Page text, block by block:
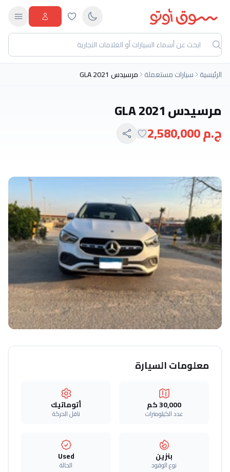
الرئيسية سيارات مستعملة مرسيدس GLA 2021
مرسيدس GLA 2021
ج.م 2,580,000
معلومات السيارة
30,000 كم
عدد الكيلومترات
أتوماتيك‎
ناقل الحركة
بنزين
نوع الوقود
Used
الحالة